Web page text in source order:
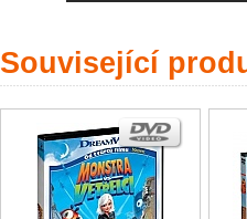
Související